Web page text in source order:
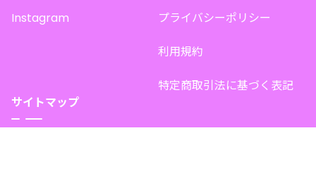
Instagram プライバシーポリシー
利用規約
特定商取引法に基づく表記
サイトマップ